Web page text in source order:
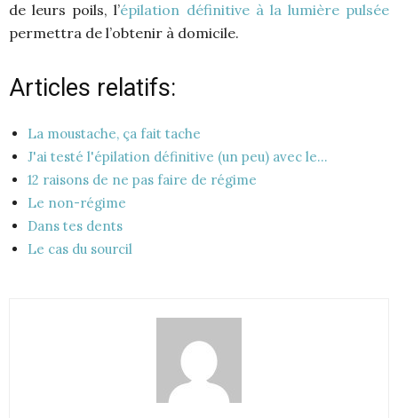
de leurs poils, l’épilation définitive à la lumière pulsée
permettra de l’obtenir à domicile.
Articles relatifs:
La moustache, ça fait tache
J'ai testé l'épilation définitive (un peu) avec le…
12 raisons de ne pas faire de régime
Le non-régime
Dans tes dents
Le cas du sourcil